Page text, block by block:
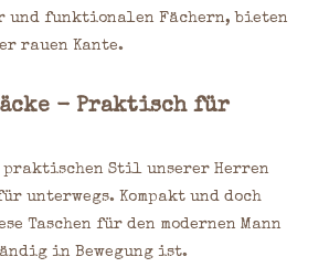
und funktionalen Fächern, bieten
rauen Kante.
- Praktisch für
praktischen Stil unserer Herren
unterwegs. Kompakt und doch
Taschen für den modernen Mann
in Bewegung ist.